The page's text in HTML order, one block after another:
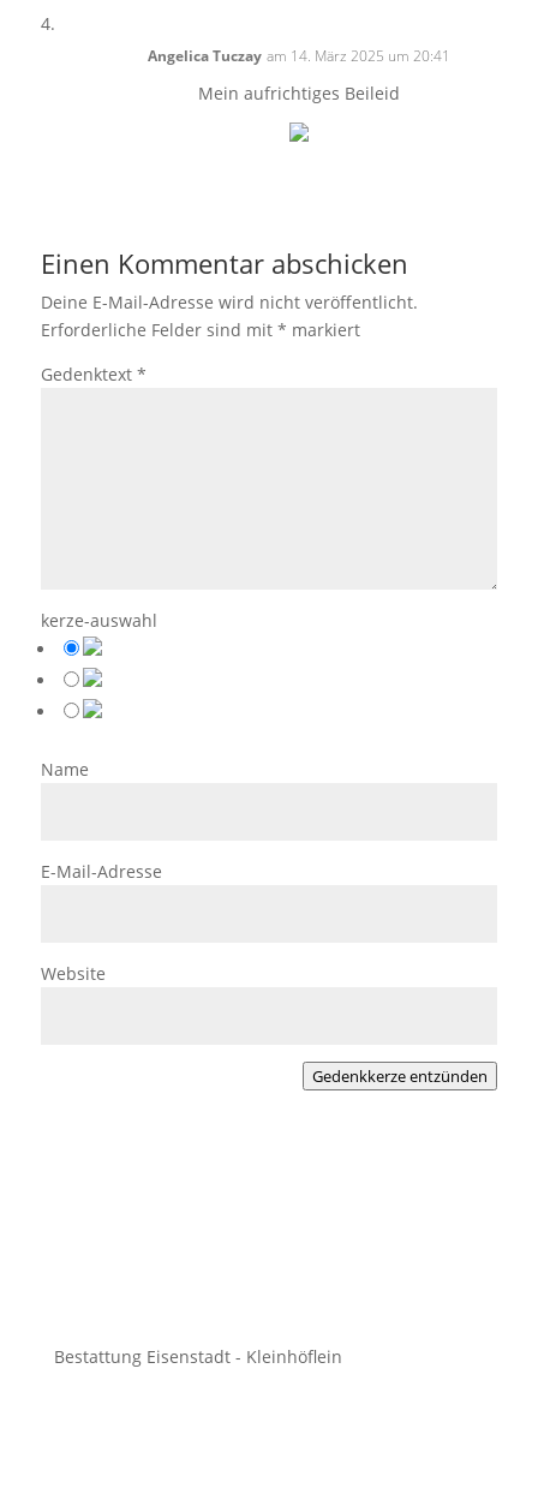
Angelica Tuczay am 14. März 2025 um 20:41
Mein aufrichtiges Beileid
Einen Kommentar abschicken
Deine E-Mail-Adresse wird nicht veröffentlicht.
Erforderliche Felder sind mit * markiert
Gedenktext *
kerze-auswahl
Name
E-Mail-Adresse
Website
Gedenkkerze entzünden
Bestattung Eisenstadt - Kleinhöflein